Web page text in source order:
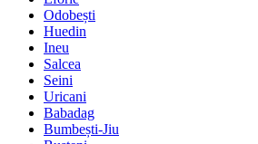
Odobești
Huedin
Ineu
Salcea
Seini
Uricani
Babadag
Bumbești-Jiu